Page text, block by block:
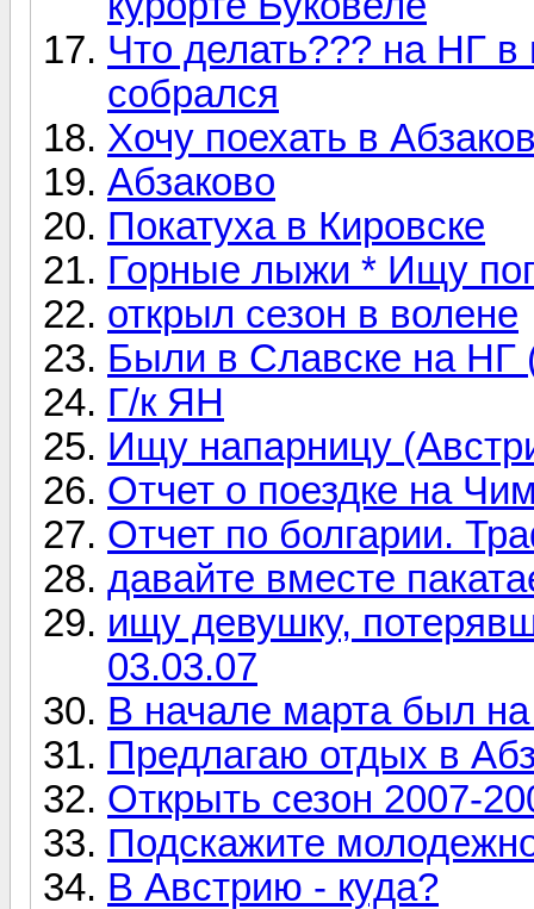
Что делать??? на НГ в
собрался
Хочу поехать в
Абзаково
Покатуха в Кировске
Горные лыжи * Ищу
открыл сезон в волене
Были в Славске на НГ
Г/к ЯН
Ищу напарницу
Отчет о поездке на
Отчет по болгарии.
давайте вместе
ищу девушку,
03.03.07
В начале марта был на
Предлагаю отдых в
Открыть сезон 2007-
Подскажите
В Австрию - куда?